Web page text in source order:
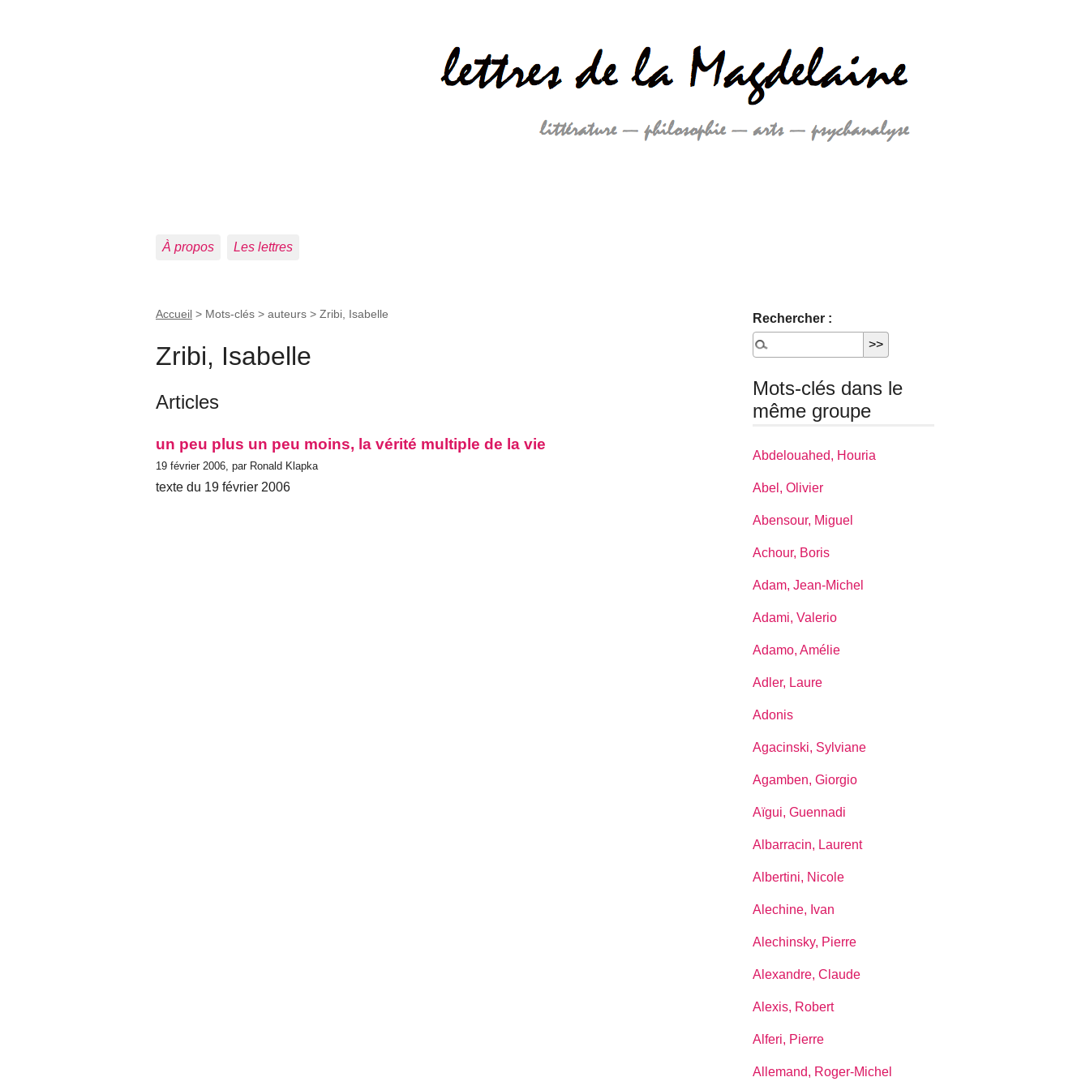
À propos Les lettres
Accueil > Mots-clés > auteurs > Zribi, Isabelle
Zribi, Isabelle
Articles
un peu plus un peu moins, la vérité multiple de la vie
19 février 2006, par Ronald Klapka
texte du 19 février 2006
Rechercher :
Mots-clés dans le
même groupe
Abdelouahed, Houria
Abel, Olivier
Abensour, Miguel
Achour, Boris
Adam, Jean-Michel
Adami, Valerio
Adamo, Amélie
Adler, Laure
Adonis
Agacinski, Sylviane
Agamben, Giorgio
Aïgui, Guennadi
Albarracin, Laurent
Albertini, Nicole
Alechine, Ivan
Alechinsky, Pierre
Alexandre, Claude
Alexis, Robert
Alferi, Pierre
Allemand, Roger-Michel